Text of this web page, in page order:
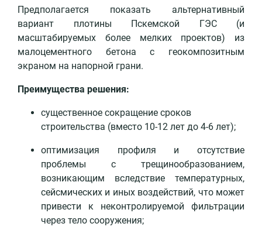
Предполагается показать альтернативный
вариант плотины Пскемской ГЭС (и
масштабируемых более мелких проектов) из
малоцементного бетона с геокомпозитным
экраном на напорной грани.
Преимущества решения:
существенное сокращение сроков
строительства (вместо 10-12 лет до 4-6 лет);
оптимизация профиля и отсутствие
проблемы с трещинообразованием,
возникающим вследствие температурных,
сейсмических и иных воздействий, что может
привести к неконтролируемой фильтрации
через тело сооружения;